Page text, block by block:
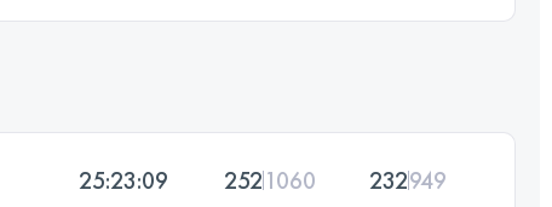
25:23:09 2521060 232949